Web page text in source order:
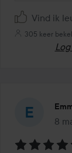
Vind ik
305 keer
8
Het